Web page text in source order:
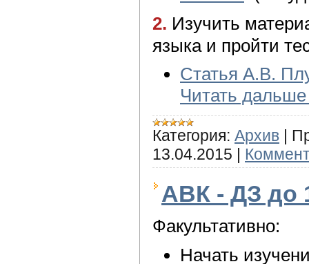
2. Изучить
языка и пройти
Статья А.В.
Читать
Категория: Архив |
13.04.2015 |
АВК - ДЗ до
Факультативно:
Начать